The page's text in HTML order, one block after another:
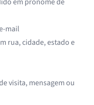
mail
rua, cidade, estado e
visita, mensagem ou